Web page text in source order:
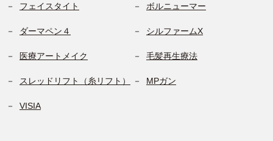
フェイスタイト ボルニューマー
ダーマペン４ シルファームX
医療アートメイク 毛髪再生療法
スレッドリフト（糸リフト） MPガン
VISIA